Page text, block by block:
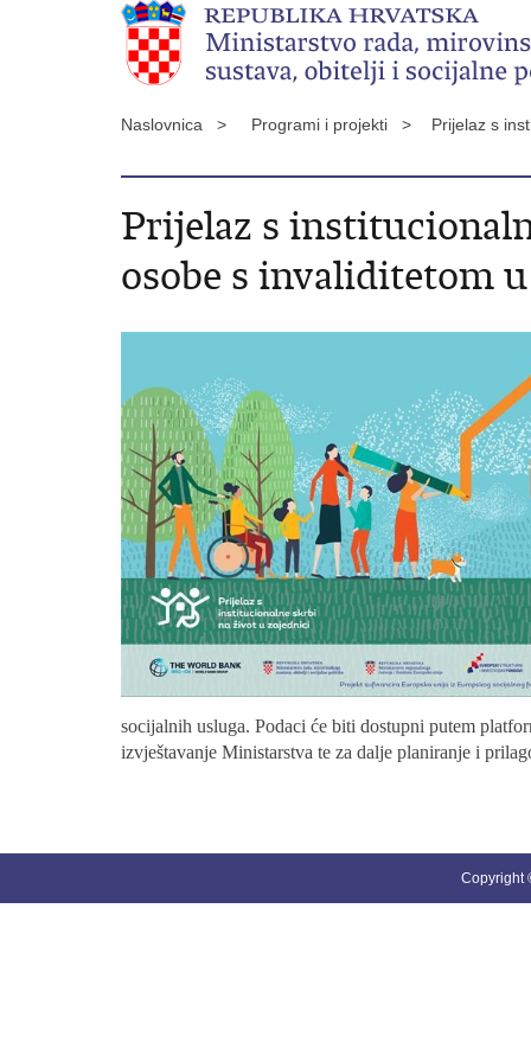
Naslovnica > Programi i projekti > Prijelaz s
Prijelaz s
osobe s invaliditetom
socijalnih usluga. Podaci će biti dostupni putem
izvještavanje Ministarstva te za dalje planiranje i
Copyright